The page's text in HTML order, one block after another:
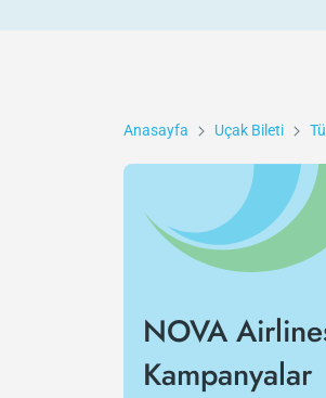
Anasayfa Uçak Bileti
NOVA
Kampanyalar